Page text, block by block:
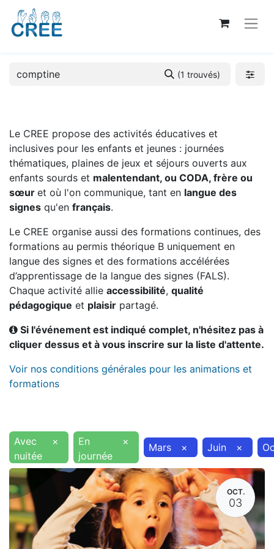
(1 trouvés)
Le CREE propose des activités éducatives et
inclusives pour les enfants et jeunes : journées
thématiques, plaines de jeux et séjours ouverts aux
enfants sourds et malentendant, ou CODA, frère ou
sœur et où l'on communique, tant en langue des
signes qu'en français.
Le CREE organise aussi des formations continues, des
formations au permis théorique B uniquement en
langue des signes et des formations accélérées
d’apprentissage de la langue des signes (FALS).
Chaque activité allie accessibilité, qualité
pédagogique et plaisir partagé.
Si l'événement est indiqué complet, n'hésitez pas à
cliquer dessus et à vous inscrire sur la liste d'attente.
Voir nos conditions générales pour les animations et
formations
Avec
nuitée
×
En
journée
× Mars × Juin ×
OCT.
03